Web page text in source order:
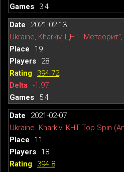
3:4
2021-02-13
Ukraine, Kharkiv, ЦНТ "Метеорит",
19
28
394.72
-1.97
5:4
2021-02-07
Ukraine. Kharkiv. КНТ Top Spin
11
18
394.8